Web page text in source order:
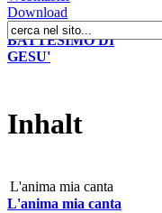
BATTESIMO DI
GESU'
L'anima mia canta
Download
Inhalt
L'anima mia canta